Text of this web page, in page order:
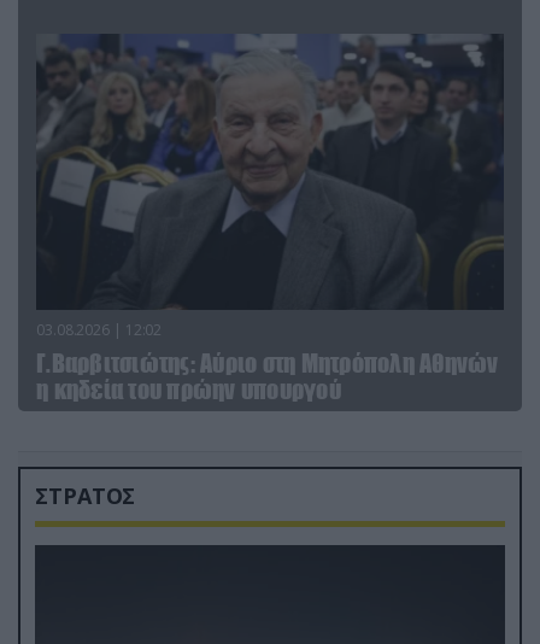
03.08.2026 | 12:02
Γ.Βαρβιτσιώτης: Aύριο στη Μητρόπολη Αθηνών
η κηδεία του πρώην υπουργού
ΣΤΡΑΤΟΣ